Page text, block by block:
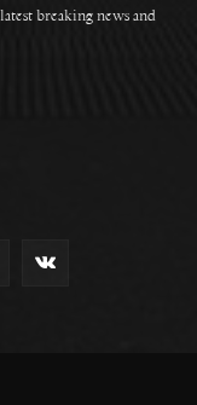
breaking news and